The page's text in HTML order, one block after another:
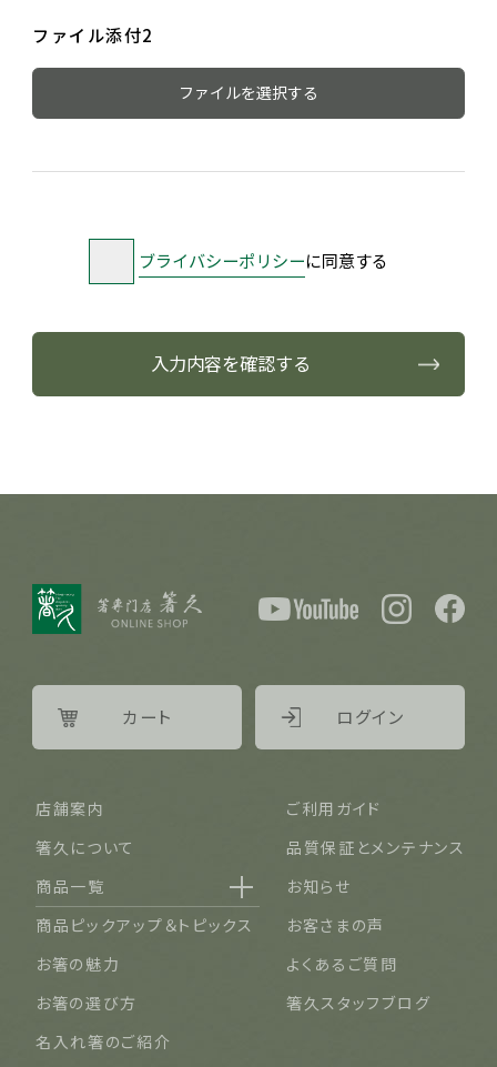
ファイル添付2
ファイルを選択する
ブライバシーポリシーに同意する
入力内容を確認する
店舗案内
ご利用ガイド
箸久について
品質保証とメンテナンス
商品一覧
名入れ可能なお箸
結婚祝い・結婚記念日
長寿祝い・賀寿（還暦・古希・米寿など）
ご夫婦・ご両親へ（夫婦箸）
お知らせ
商品ピックアップ＆トピックス
お客さまの声
お箸の魅力
よくあるご質問
お箸の選び方
箸久スタッフブログ
名入れ箸のご紹介
カート ログイン